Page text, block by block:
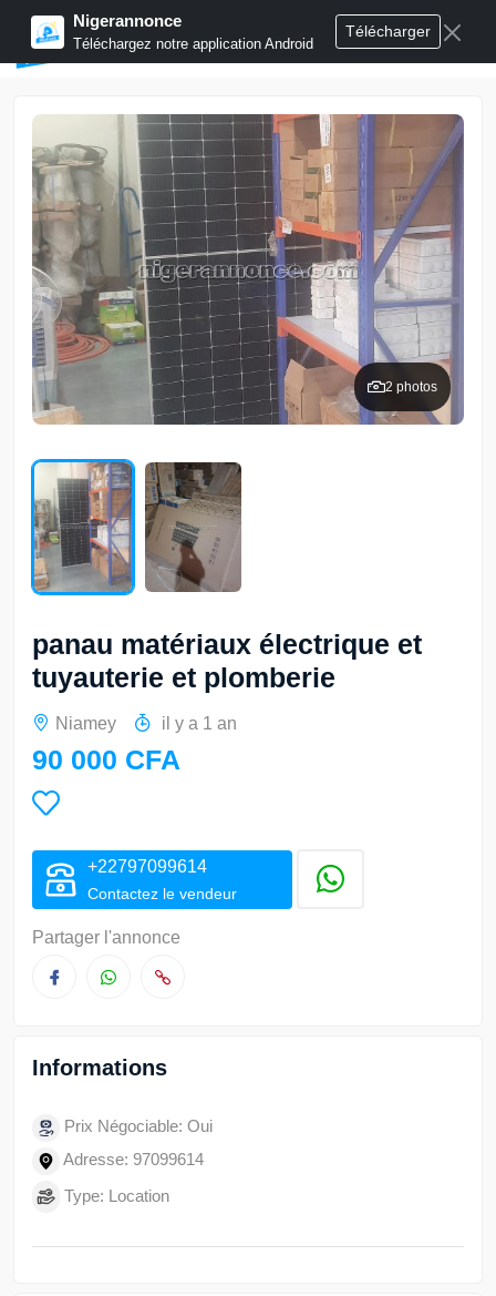
Nigerannonce
Téléchargez notre application Android
Télécharger
Publier annonces
2 photos
panau matériaux électrique et
tuyauterie et plomberie
Niamey il y a 1 an
90 000 CFA
+22797099614
Contactez le vendeur
Partager l'annonce
Informations
Prix Négociable: Oui
Adresse: 97099614
Type: Location